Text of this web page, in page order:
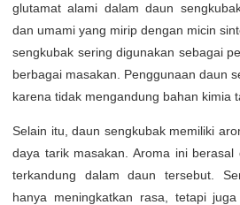
glutamat alami dalam daun
dan umami yang mirip dengan micin
sengkubak sering digunakan sebagai
berbagai masakan. Penggunaan daun
karena tidak mengandung bahan kimia
Selain itu, daun sengkubak memiliki
daya tarik masakan. Aroma ini berasal
terkandung dalam daun tersebut.
hanya meningkatkan rasa, tetapi